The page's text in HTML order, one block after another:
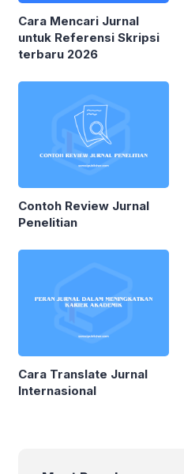
Cara Mencari Jurnal
untuk Referensi Skripsi
terbaru 2026
Contoh Review Jurnal
Penelitian
Cara Translate Jurnal
Internasional